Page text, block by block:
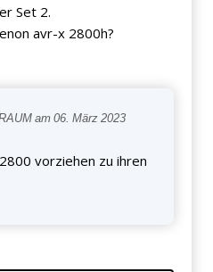
Set 2.
avr-x 2800h?
am 06. März 2023
vorziehen zu ihren